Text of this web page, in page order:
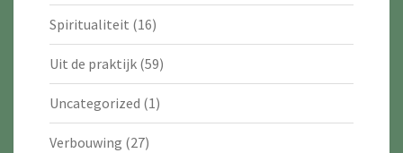
Spiritualiteit (16)
Uit de praktijk (59)
Uncategorized (1)
Verbouwing (27)